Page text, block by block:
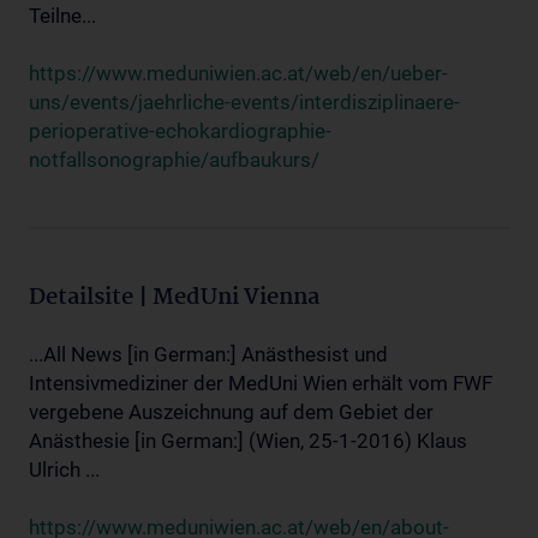
Teilne...
https://www.meduniwien.ac.at/web/en/ueber-
uns/events/jaehrliche-events/interdisziplinaere-
perioperative-echokardiographie-
notfallsonographie/aufbaukurs/
Detailsite | MedUni Vienna
...All News [in German:] Anästhesist und
Intensivmediziner der MedUni Wien erhält vom FWF
vergebene Auszeichnung auf dem Gebiet der
Anästhesie [in German:] (Wien, 25-1-2016) Klaus
Ulrich ...
https://www.meduniwien.ac.at/web/en/about-